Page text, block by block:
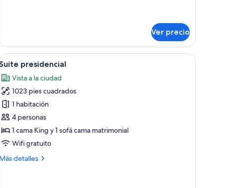
Ver precio
un escritorio, una silla, un aparador y una ventana con cortinas.
todas
las
fotos
de
Suite
presidencial
Un salón espacioso con sofá, sillones, una
15
Suite presidencial
Vista a la ciudad
1023 pies cuadrados
1 habitación
4 personas
1 cama King y 1 sofá cama matrimonial
Wifi gratuito
Más detalles
Más